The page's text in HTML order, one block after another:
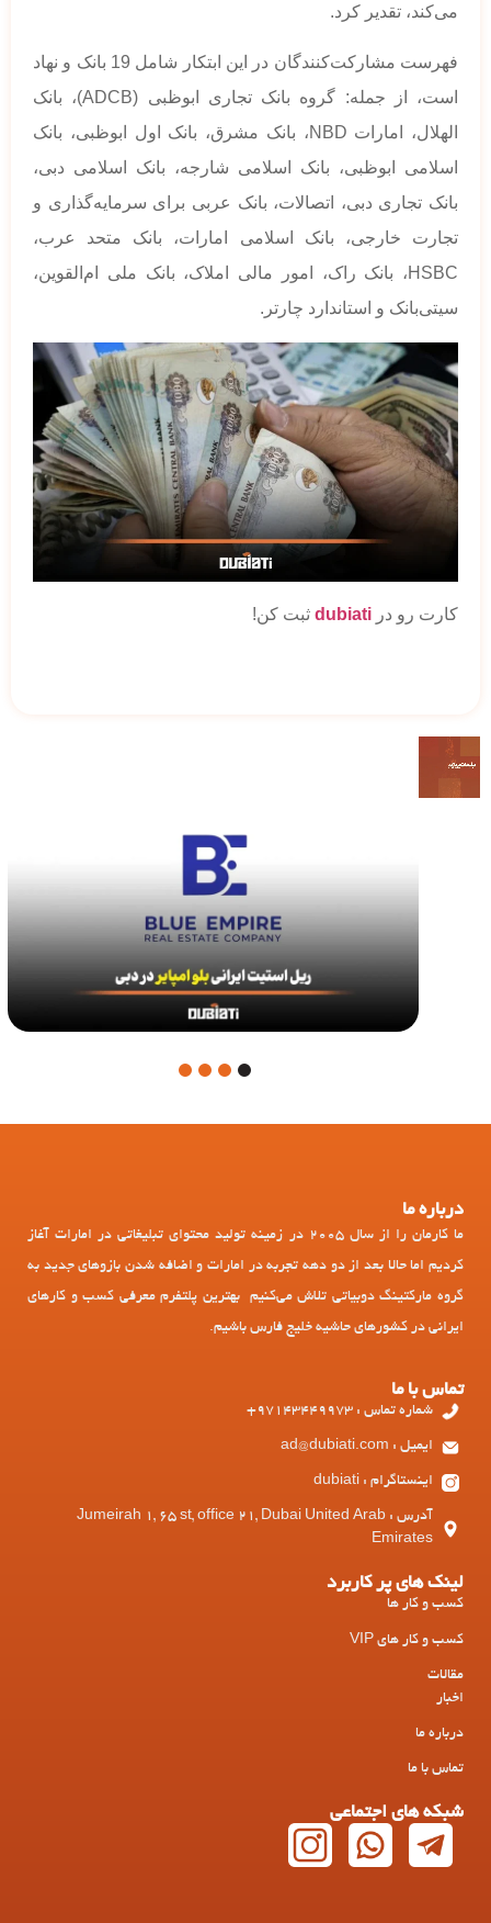
می‌کند، تقدیر کرد.
فهرست مشارکت‌کنندگان در این ابتکار شامل 19 بانک و نهاد
است، از جمله: گروه بانک تجاری ابوظبی (ADCB)، بانک
الهلال، امارات NBD، بانک مشرق، بانک اول ابوظبی، بانک
اسلامی ابوظبی، بانک اسلامی شارجه، بانک اسلامی دبی،
بانک تجاری دبی، اتصالات، بانک عربی برای سرمایه‌گذاری و
تجارت خارجی، بانک اسلامی امارات، بانک متحد عرب،
HSBC، بانک راک، امور مالی املاک، بانک ملی ام‌القوین،
سیتی‌بانک و استاندارد چارتر.
کارت رو در dubiati ثبت کن!
1
درباره ما
ما کارمان را از سال 2005 در زمینه تولید محتوای تبلیغاتی در امارات آغاز
کردیم اما حالا بعد از دو دهه تجربه در امارات و اضافه شدن بازوهای جدید به
گروه مارکتینگ دوبیاتی تلاش می‌کنیم بهترین پلتفرم معرفی کسب و کارهای
ایرانی در کشورهای حاشیه خلیج فارس باشیم.
تماس با ما
شماره تماس : 97143449973+
ایمیل : ad@dubiati.com
اینستاگرام : dubiati
آدرس : Jumeirah 1, 65 st, office 21, Dubai United Arab
Emirates
لینک های پر کاربرد
کسب و کار ها
کسب و کار های VIP
مقالات
اخبار
درباره ما
تماس با ما
شبکه های اجتماعی